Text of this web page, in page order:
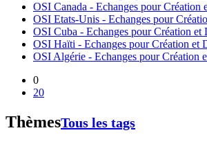
OSI Canada - Echanges pour Création
OSI Etats-Unis - Echanges pour
OSI Cuba - Echanges pour Création et
OSI Haïti - Echanges pour Création et
OSI Algérie - Echanges pour Création
0
20
ThèmesTous les tags